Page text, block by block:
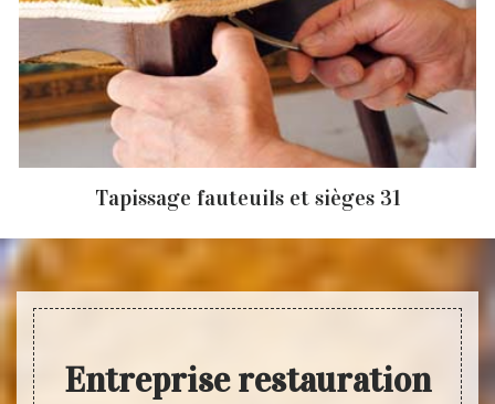
Tapissage fauteuils et sièges 31
Entreprise restauration